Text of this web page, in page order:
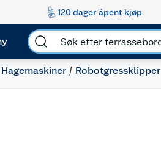
120 dager åpent kjøp
Hagemaskiner Robotgressklipper